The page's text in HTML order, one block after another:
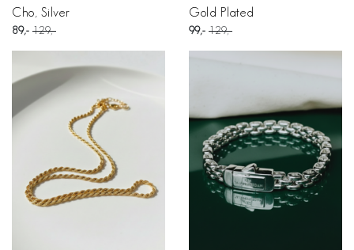
Cho, Silver
89 129
Gold Plated
99 129